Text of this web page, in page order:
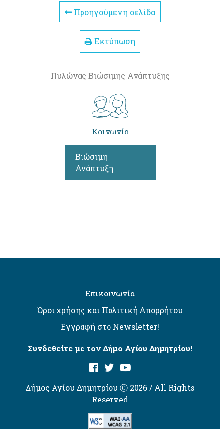
Προηγούμενη σελίδα
Εκτύπωση
Πυλώνας Βιώσιμης Ανάπτυξης
Κοινωνία
Βιώσιμη
Ανάπτυξη
Επικοινωνία
Όροι χρήσης και Πολιτική Απορρήτου
Εγγραφή στο Newsletter!
Συνδεθείτε με τον Δήμο Αγίου Δημητρίου!
Δήμος Αγίου Δημητρίου Ⓒ 2026 / All Rights
Reserved